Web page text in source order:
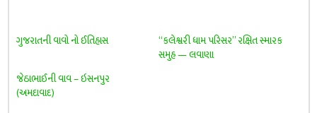
ગુજરાતની વાવો નો ઈતિહાસ
“કલેશ્વરી ધામ પરિસર” રક્ષિત સ્મારક
સમુહ — લવાણા
જેઠાભાઈની વાવ – ઇસનપુર
(અમદાવાદ)